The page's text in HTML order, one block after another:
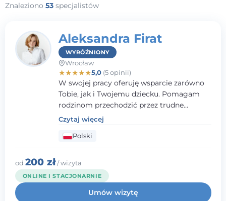
Znaleziono 53 specjalistów
Aleksandra Firat
WYRÓŻNIONY
Wrocław
★★★★★5,0(5 opinii)
W swojej pracy oferuję wsparcie zarówno
Tobie, jak i Twojemu dziecku. Pomagam
rodzinom przechodzić przez trudne
momenty, opierając współpracę na
wzajemnym zaufaniu i otwartej
komunikacji. Posiadam doświadczenie w
pracy z dziećmi i młodzieżą mierzącymi się
z różnorodnymi trudnościami
emocjonalnymi oraz rozwojowymi.
Czytaj więcej
Polski
od 200 zł/ wizyta
ONLINE I STACJONARNIE
Umów wizytę